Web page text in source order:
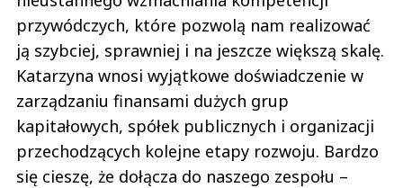
przywódczych, które pozwolą nam realizować
ją szybciej, sprawniej i na jeszcze większą skalę.
Katarzyna wnosi wyjątkowe doświadczenie w
zarządzaniu finansami dużych grup
kapitałowych, spółek publicznych i organizacji
przechodzących kolejne etapy rozwoju. Bardzo
się cieszę, że dołącza do naszego zespołu –